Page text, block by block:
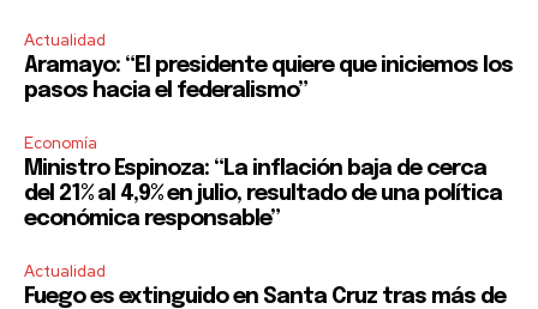
Actualidad
Aramayo: “El presidente quiere que iniciemos los
pasos hacia el federalismo”
Economía
Ministro Espinoza: “La inflación baja de cerca
del 21% al 4,9% en julio, resultado de una política
económica responsable”
Actualidad
Fuego es extinguido en Santa Cruz tras más de